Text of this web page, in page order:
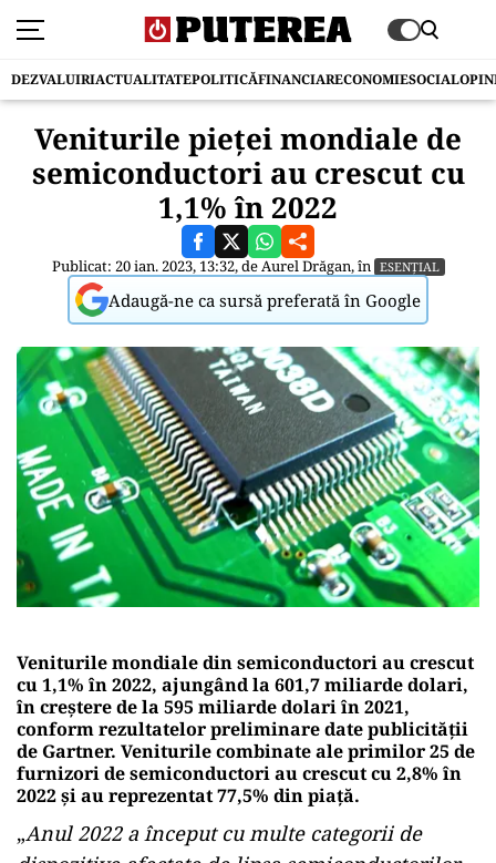
DEZVALUIRIACTUALITATEPOLITICĂFINANCIARECONOMIESOCIAL
Veniturile pieței mondiale de
semiconductori au crescut cu
1,1% în 2022
Publicat: 20 ian. 2023, 13:32, deAurel Drăgan, în ESENȚIAL
Adaugă-ne ca sursă preferată în Google
Veniturile mondiale din semiconductori au crescut
cu 1,1% în 2022, ajungând la 601,7 miliarde dolari,
în creștere de la 595 miliarde dolari în 2021,
conform rezultatelor preliminare date publicității
de Gartner. Veniturile combinate ale primilor 25 de
furnizori de semiconductori au crescut cu 2,8% în
2022 și au reprezentat 77,5% din piaţă.
„Anul 2022 a început cu multe categorii de